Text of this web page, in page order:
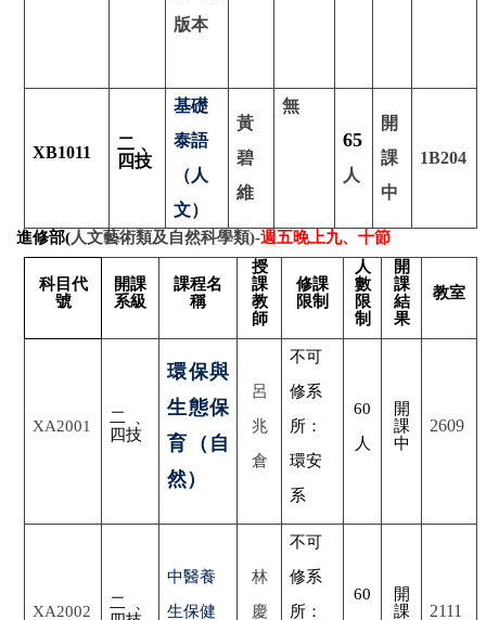
版本
XB1011
二、
四技
基礎
泰語
（人
文）
黃
碧
維
無
65
人
開
課
中
1B204
進修部(人文藝術類及自然科學類)-週五晚上九、十節
科目代
號
開課
系級
課程名
稱
授
課
教
師
修課
限制
人
數
限
制
開
課
結
果
教室
XA2001
二、
四技
環保與
生態保
育（自
然）
呂
兆
倉
不可
修系
所：
環安
系
60
人
開
課
中
2609
XA2002
二、
中醫養
生保健
林
慶
不可
修系
所：
60
開
課
2111